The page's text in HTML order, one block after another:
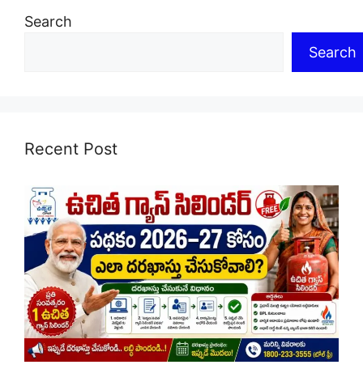
Search
Search
Recent Post